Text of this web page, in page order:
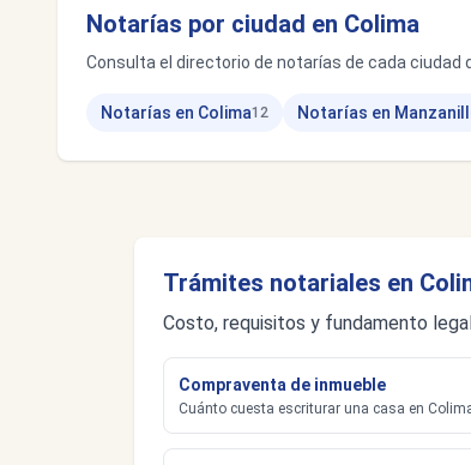
Notarías por ciudad en Colima
Consulta el directorio de notarías de cada ciudad
Notarías en Colima12 Notarías en
Trámites notariales en
Costo, requisitos y fundamento
Compraventa de inmueble
Cuánto cuesta escriturar una casa en